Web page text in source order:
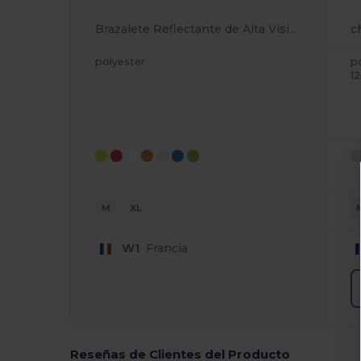
Brazalete Reflectante de Alta Visibilidad Yoko
polyester
M XL
W1 Francia
M
Reseñas de Clientes del Producto